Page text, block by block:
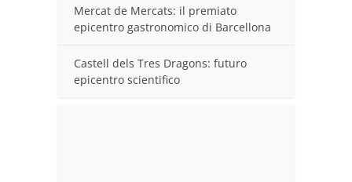
Mercat de Mercats: il premiato
epicentro gastronomico di Barcellona
Castell dels Tres Dragons: futuro
epicentro scientifico